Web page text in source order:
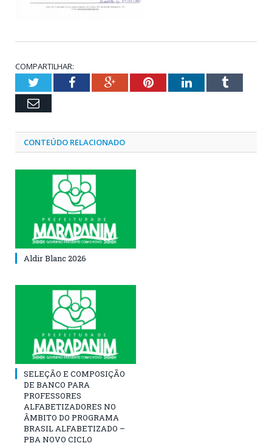
COMPARTILHAR:
TwitterFacebookGoogle+PinterestLinkedInTumblr
Email
CONTEÚDO RELACIONADO
Aldir Blanc 2026
SELEÇÃO E COMPOSIÇÃO
DE BANCO PARA
PROFESSORES
ALFABETIZADORES NO
ÂMBITO DO PROGRAMA
BRASIL ALFABETIZADO –
PBA NOVO CICLO